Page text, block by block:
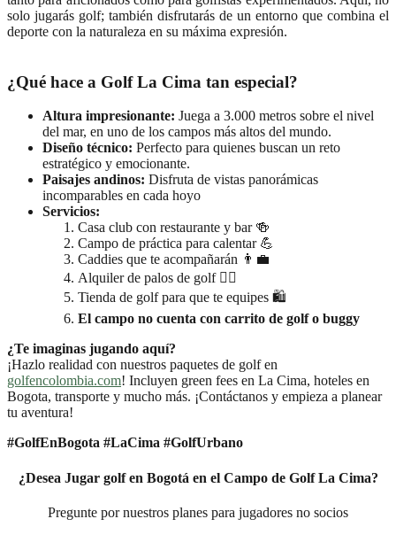
solo jugarás golf; también disfrutarás de un entorno que combina el
deporte con la naturaleza en su máxima expresión.
¿Qué hace a Golf La Cima tan especial?
Altura impresionante: Juega a 3.000 metros sobre el nivel
del mar, en uno de los campos más altos del mundo.
Diseño técnico: Perfecto para quienes buscan un reto
estratégico y emocionante.
Paisajes andinos: Disfruta de vistas panorámicas
incomparables en cada hoyo
Servicios:
Casa club con restaurante y bar 🍻
Campo de práctica para calentar 💪
Caddies que te acompañarán 👨‍💼
Alquiler de palos de golf 🏌️‍♀️
Tienda de golf para que te equipes 🛍️
El campo no cuenta con carrito de golf o buggy
¿Te imaginas jugando aquí?
¡Hazlo realidad con nuestros paquetes de golf en
golfencolombia.com! Incluyen green fees en La Cima, hoteles en
Bogota, transporte y mucho más. ¡Contáctanos y empieza a planear
tu aventura!
#GolfEnBogota #LaCima #GolfUrbano
¿Desea Jugar golf en Bogotá en el Campo de Golf La Cima?
Pregunte por nuestros planes para jugadores no socios